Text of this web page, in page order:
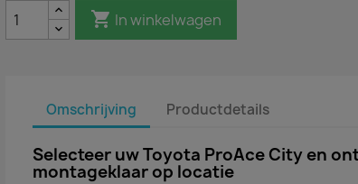
 In winkelwagen
Omschrijving Productdetails
Selecteer uw Toyota ProAce City en
montageklaar op locatie